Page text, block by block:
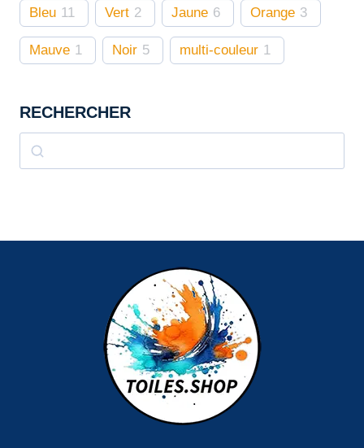
Bleu 11 Vert 2 Jaune 6 Orange 3
Mauve 1 Noir 5 multi-couleur 1
RECHERCHER
Rechercher